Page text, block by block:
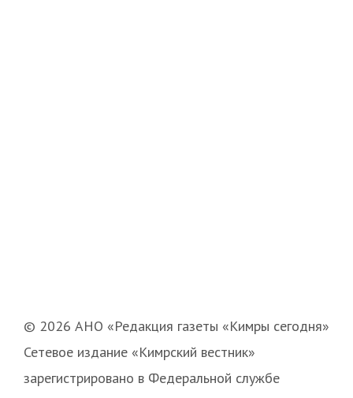
© 2026 АНО «Редакция газеты «Кимры сегодня»
Сетевое издание «Кимрский вестник»
зарегистрировано в Федеральной службе